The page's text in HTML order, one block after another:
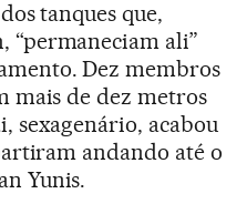
tanques que,
“permaneciam ali”
Dez membros
mais de dez metros
sexagenário, acabou
andando até o
Yunis.